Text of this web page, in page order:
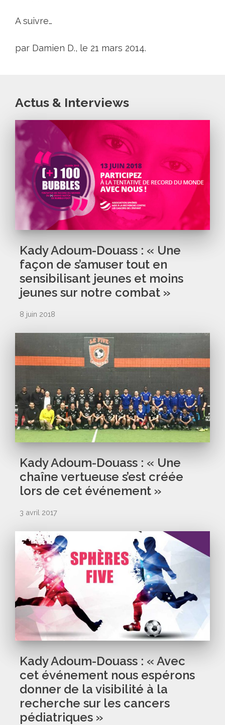
A suivre…
par Damien D., le 21 mars 2014.
Actus & Interviews
Kady Adoum-Douass : « Une
façon de s’amuser tout en
sensibilisant jeunes et moins
jeunes sur notre combat »
8 juin 2018
Kady Adoum-Douass : « Une
chaîne vertueuse s’est créée
lors de cet événement »
3 avril 2017
Kady Adoum-Douass : « Avec
cet événement nous espérons
donner de la visibilité à la
recherche sur les cancers
pédiatriques »